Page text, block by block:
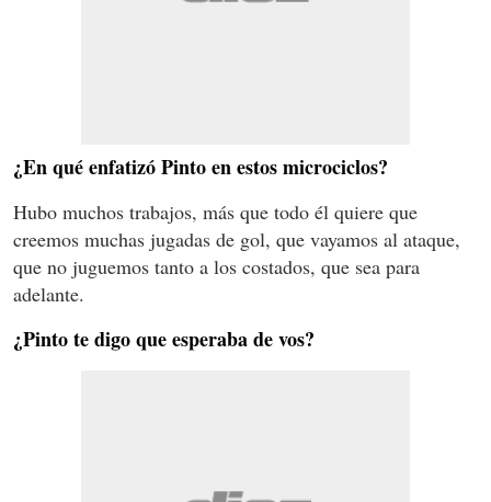
¿En qué enfatizó Pinto en estos microciclos?
Hubo muchos trabajos, más que todo él quiere que
creemos muchas jugadas de gol, que vayamos al ataque,
que no juguemos tanto a los costados, que sea para
adelante.
¿Pinto te digo que esperaba de vos?